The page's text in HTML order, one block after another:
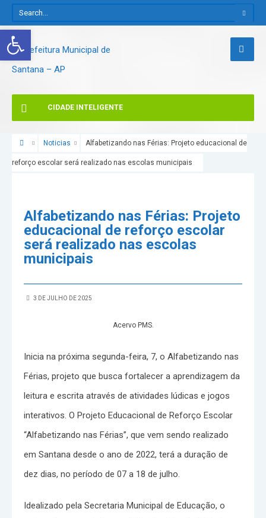
Abrir a barra de ferramentas
CIDADE INTELIGENTE
Noticias Alfabetizando nas Férias: Projeto educacional de
reforço escolar será realizado nas escolas municipais
Alfabetizando nas Férias: Projeto
educacional de reforço escolar
será realizado nas escolas
municipais
3 DE JULHO DE 2025
Acervo PMS.
Inicia na próxima segunda-feira, 7, o Alfabetizando nas
Férias, projeto que busca fortalecer a aprendizagem da
leitura e escrita através de atividades lúdicas e jogos
interativos. O Projeto Educacional de Reforço Escolar
“Alfabetizando nas Férias”, que vem sendo realizado
em Santana desde o ano de 2022, terá a duração de
dez dias, no período de 07 a 18 de julho.
Idealizado pela Secretaria Municipal de Educação, o